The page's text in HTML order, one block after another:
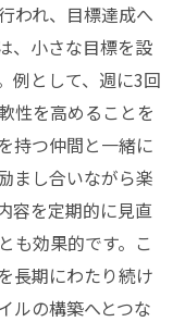
われ、目標達成へ
、小さな目標を設
例として、週に3回
性を高めることを
持つ仲間と一緒に
まし合いながら楽
容を定期的に見直
も効果的です。こ
長期にわたり続け
ルの構築へとつな